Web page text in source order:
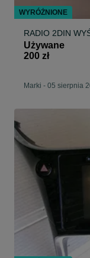
RADIO 2DIN
Używane
200 zł
Marki - 05 sierpnia
WYRÓŻNIONE